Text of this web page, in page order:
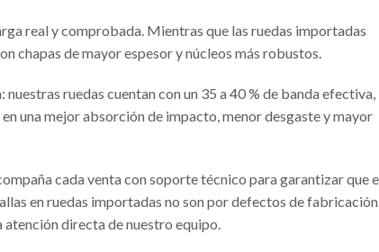
real y comprobada. Mientras que las ruedas importadas
chapas de mayor espesor y núcleos más robustos.
ruedas cuentan con un 35 a 40 % de banda efectiva,
una mejor absorción de impacto, menor desgaste y mayor
cada venta con soporte técnico para garantizar que
en ruedas importadas no son por defectos de fabricación
atención directa de nuestro equipo.